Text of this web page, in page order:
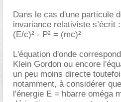
Dans le cas d'une particule
invariance relativiste s’écrit :
(E/c)² - P² = (mc)²
L'équation d'onde
Klein Gordon ou encore
un peu moins directe
notamment, à considérer
l'énergie E = hbarre oméga